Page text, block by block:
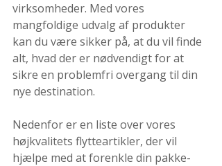
virksomheder. Med vores
mangfoldige udvalg af produkter
kan du være sikker på, at du vil finde
alt, hvad der er nødvendigt for at
sikre en problemfri overgang til din
nye destination.
Nedenfor er en liste over vores
højkvalitets flytteartikler, der vil
hjælpe med at forenkle din pakke-